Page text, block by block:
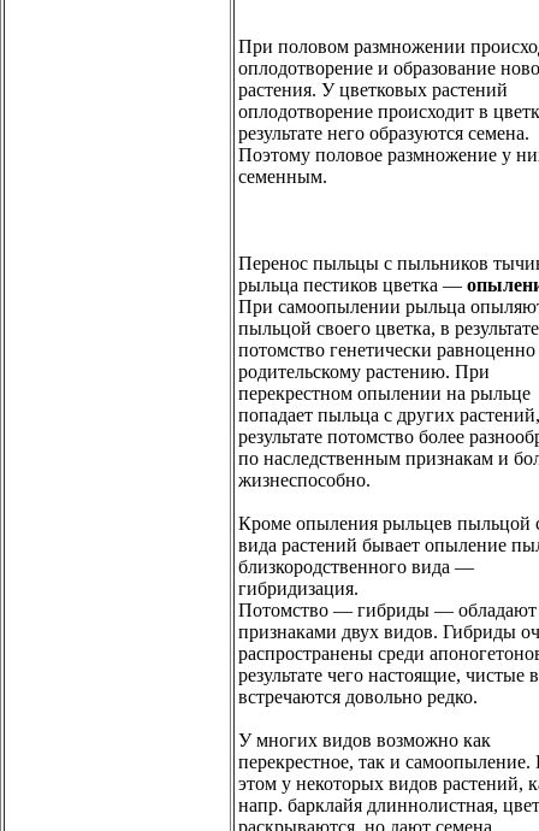
При половом размножении
оплодотворение и образование
растения. У цветковых растений
оплодотворение происходит в
результате него образуются семена.
Поэтому половое размножение у
семенным.
Перенос пыльцы с пыльников
рыльца пестиков цветка —
При самоопылении рыльца
пыльцой своего цветка, в результате
потомство генетически равноценно
родительскому растению. При
перекрестном опылении на рыльце
попадает пыльца с других
результате потомство более
по наследственным признакам и
жизнеспособно.
Кроме опыления рыльцев пыльцой
вида растений бывает опыление
близкородственного вида —
гибридизация.
Потомство — гибриды — обладают
признаками двух видов. Гибриды
распространены среди
результате чего настоящие, чистые
встречаются довольно редко.
У многих видов возможно как
перекрестное, так и
этом у некоторых видов растений,
напр. барклайя длиннолистная,
раскрываются, но дают семена.